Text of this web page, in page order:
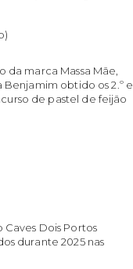
marca Massa Mãe,
Benjamim obtido os 2.º e
de pastel de feijão
Caves Dois Portos
durante 2025 nas